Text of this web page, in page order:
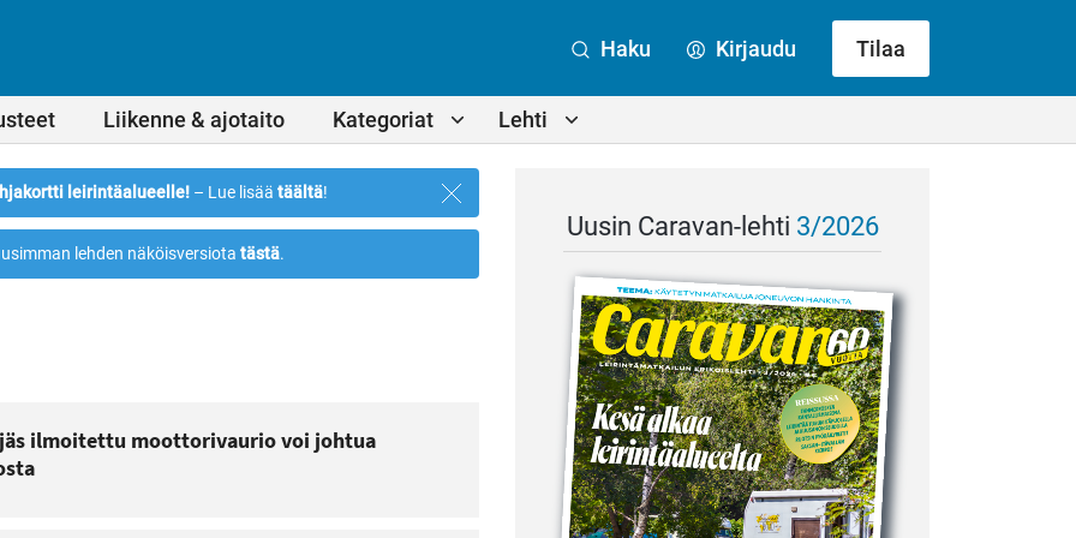
Liikenne & ajotaito Kategoriat Lehti
Haku Kirjaudu Tilaa
leirintäalueelle! – Lue lisää täältä!
Sulje
ilmoitus
lehden näköisversiota tästä.
ilmoitettu moottorivaurio voi johtua
Uusin Caravan-lehti 3/2026